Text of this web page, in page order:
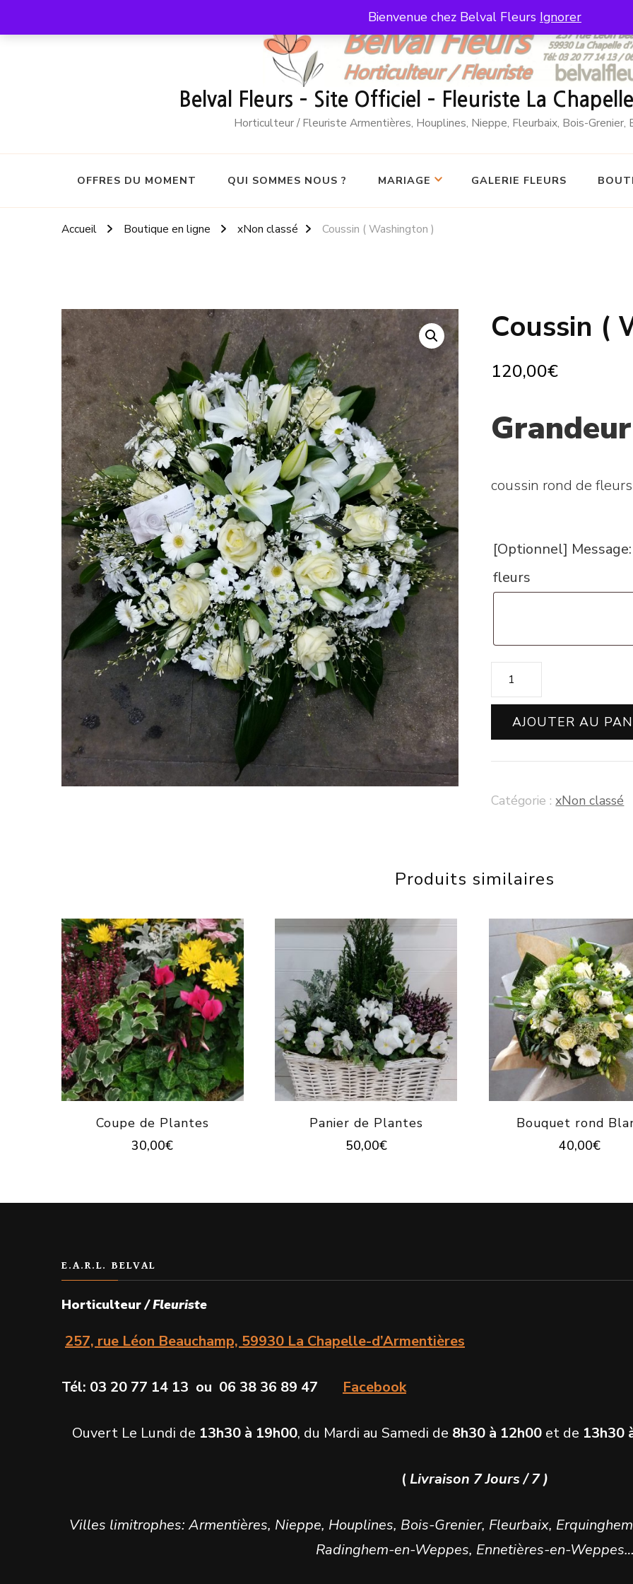
Bienvenue chez Belval Fleurs Ignorer
Belval Fleurs – Site Officiel – Fleuriste La
Horticulteur / Fleuriste Armentières, Houplines, Nieppe, Fleurbaix, Bois-Grenier,
OFFRES DU MOMENT QUI SOMMES NOUS ? MARIAGE GALERIE FLEURS
Accueil Boutique en ligne xNon classé Coussin ( Washington )
Coussin (
120,00€
coussin rond de
[Optionnel]
fleurs
quantité
de
Coussin
)
AJOUTER AU
Catégorie :xNon classé
Produits similaires
Coupe de Plantes
30,00€
Panier de Plantes
50,00€
Bouquet rond
40,00€
E.A.R.L. BELVAL
Horticulteur/ Fleuriste
257, rue Léon Beauchamp, 59930 La Chapelle-d’Armentières
Tél: 03 20 77 14 13 ou 06 38 36 89 47 Facebook
Ouvert Le Lundi de 13h30 à 19h00, du Mardi au Samedi de 8h30 à 12h00 et de 13h30
(Livraison 7 Jours / 7 )
Villes limitrophes: Armentières, Nieppe, Houplines, Bois-Grenier, Fleurbaix,
Radinghem-en-Weppes, Ennetières-en-